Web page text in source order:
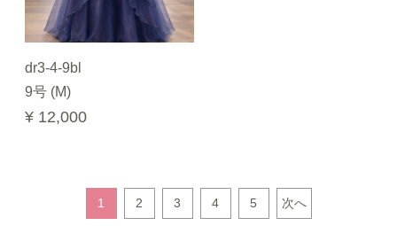
dr3-4-9bl
9号 (M)
¥ 12,000
1 2 3 4 5 次へ